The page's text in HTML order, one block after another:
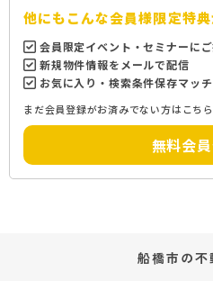
他にもこんな会員様限定特典
会員限定イベント・セミナーに
新規物件情報をメールで配信
お気に入り・検索条件保存マッ
まだ会員登録がお済みでない方はこち
無料会
船橋市の不